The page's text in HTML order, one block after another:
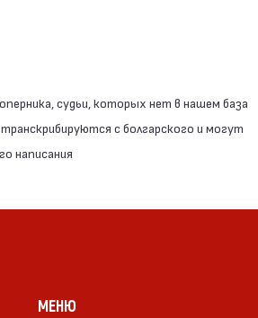
судьи, которых нет в нашем база
с болгарского и могут
написания
МЕНЮ